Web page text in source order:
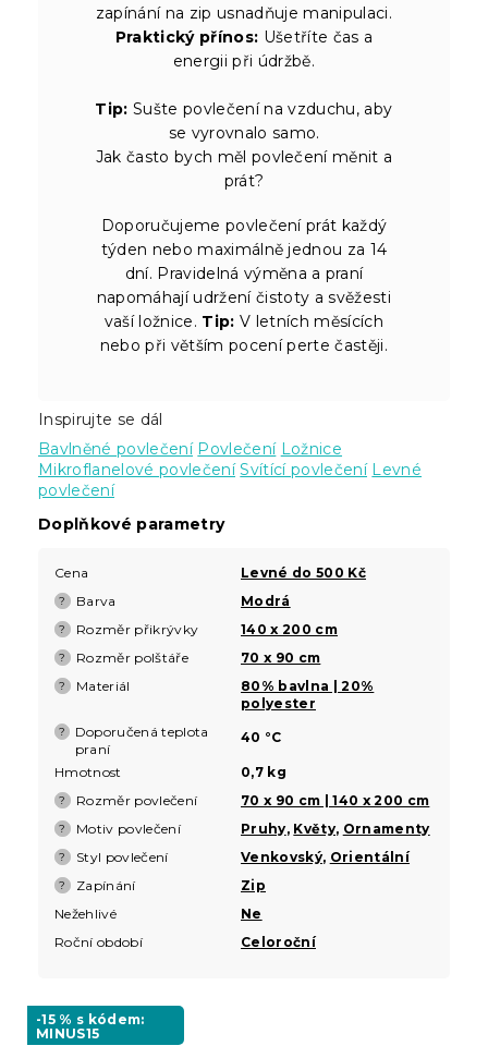
zapínání na zip usnadňuje manipulaci.
Praktický přínos: Ušetříte čas a
energii při údržbě.
Tip: Sušte povlečení na vzduchu, aby
se vyrovnalo samo.
Jak často bych měl povlečení měnit a
prát?
Doporučujeme povlečení prát každý
týden nebo maximálně jednou za 14
dní. Pravidelná výměna a praní
napomáhají udržení čistoty a svěžesti
vaší ložnice. Tip: V letních měsících
nebo při větším pocení perte častěji.
Inspirujte se dál
Bavlněné povlečení Povlečení Ložnice
Mikroflanelové povlečení Svítící povlečení Levné
povlečení
Doplňkové parametry
Cena Levné do 500 Kč
? Barva Modrá
? Rozměr přikrývky 140 x 200 cm
? Rozměr polštáře 70 x 90 cm
? Materiál
80% bavlna | 20%
polyester
?
Doporučená teplota
praní
40 °C
Hmotnost 0,7 kg
? Rozměr povlečení 70 x 90 cm | 140 x 200 cm
? Motiv povlečení Pruhy, Květy, Ornamenty
? Styl povlečení Venkovský, Orientální
? Zapínání
Zip
Nežehlivé
Ne
Roční období
Celoroční
-15 % s kódem:
MINUS15